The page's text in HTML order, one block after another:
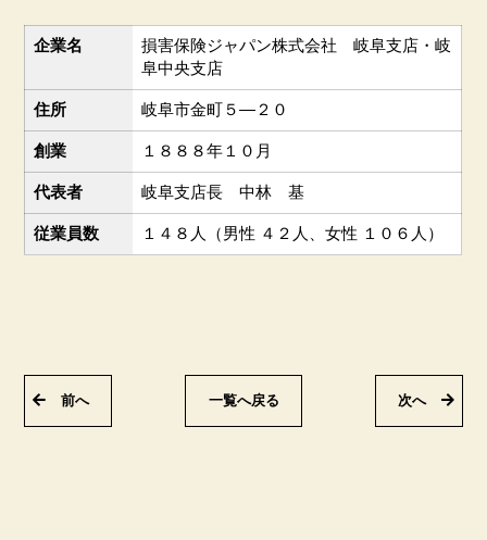
企業名
損害保険ジャパン株式会社 岐阜支店・岐
阜中央支店
住所 岐阜市金町５―２０
創業 １８８８年１０月
代表者 岐阜支店長 中林 基
従業員数 １４８人（男性 ４２人、女性 １０６人）
次へ
一覧へ戻る
前へ